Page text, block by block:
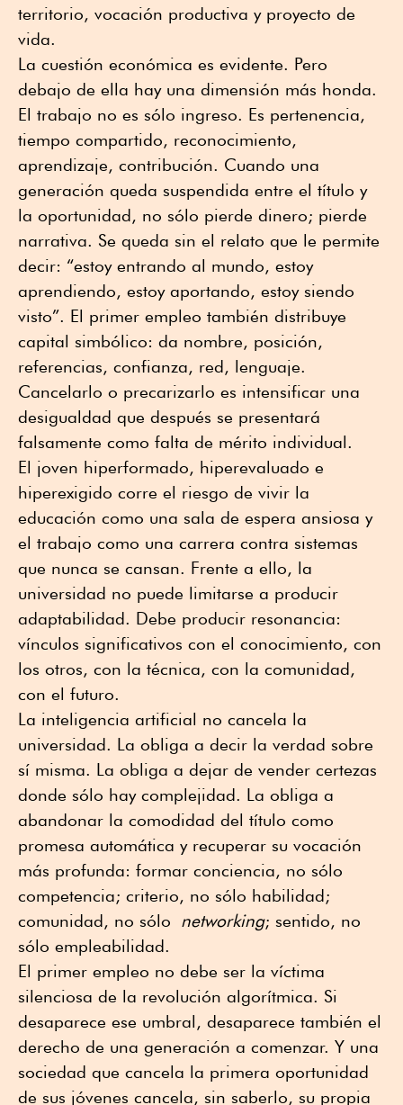
territorio, vocación productiva y proyecto de
vida.
La cuestión económica es evidente. Pero
debajo de ella hay una dimensión más honda.
El trabajo no es sólo ingreso. Es pertenencia,
tiempo compartido, reconocimiento,
aprendizaje, contribución. Cuando una
generación queda suspendida entre el título y
la oportunidad, no sólo pierde dinero; pierde
narrativa. Se queda sin el relato que le permite
decir: “estoy entrando al mundo, estoy
aprendiendo, estoy aportando, estoy siendo
visto”. El primer empleo también distribuye
capital simbólico: da nombre, posición,
referencias, confianza, red, lenguaje.
Cancelarlo o precarizarlo es intensificar una
desigualdad que después se presentará
falsamente como falta de mérito individual.
El joven hiperformado, hiperevaluado e
hiperexigido corre el riesgo de vivir la
educación como una sala de espera ansiosa y
el trabajo como una carrera contra sistemas
que nunca se cansan. Frente a ello, la
universidad no puede limitarse a producir
adaptabilidad. Debe producir resonancia:
vínculos significativos con el conocimiento, con
los otros, con la técnica, con la comunidad,
con el futuro.
La inteligencia artificial no cancela la
universidad. La obliga a decir la verdad sobre
sí misma. La obliga a dejar de vender certezas
donde sólo hay complejidad. La obliga a
abandonar la comodidad del título como
promesa automática y recuperar su vocación
más profunda: formar conciencia, no sólo
competencia; criterio, no sólo habilidad;
comunidad, no sólo networking; sentido, no
sólo empleabilidad.
El primer empleo no debe ser la víctima
silenciosa de la revolución algorítmica. Si
desaparece ese umbral, desaparece también el
derecho de una generación a comenzar. Y una
sociedad que cancela la primera oportunidad
de sus jóvenes cancela, sin saberlo, su propia